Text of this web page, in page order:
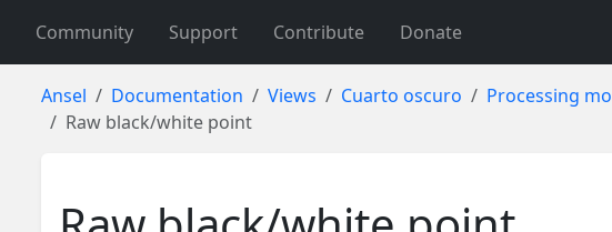
Community Support Contribute Donate
Ansel Documentation Views Cuarto oscuro
Processing
Raw black/white point